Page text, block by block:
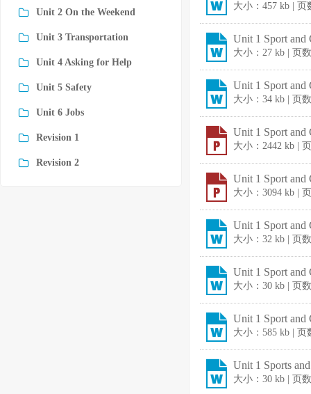
Unit 2 On the Weekend
Unit 3 Transportation
Unit 4 Asking for Help
Unit 5 Safety
Unit 6 Jobs
Revision 1
Revision 2
大小：457 kb |
Unit 1 Sport and
大小：27 kb | 页
Unit 1 Sport and
大小：34 kb | 页
Unit 1 Sport and
大小：2442 kb |
Unit 1 Sport and
大小：3094 kb |
Unit 1 Sport and
大小：32 kb | 页
Unit 1 Sport and
大小：30 kb | 页
Unit 1 Sport and
大小：585 kb |
Unit 1 Sports
大小：30 kb | 页